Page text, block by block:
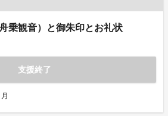
乗観音）と御朱印とお礼状
支援終了